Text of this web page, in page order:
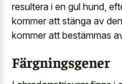
resultera i en gul hund,
kommer att stänga av
kommer att bestämmas
Färgningsgener